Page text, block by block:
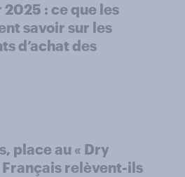
2025 : ce que les
savoir sur les
d’achat des
place au « Dry
Français relèvent-ils